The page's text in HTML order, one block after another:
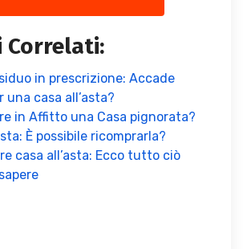
Correlati:
in prescrizione: Accade
una casa all’asta?
in Affitto una Casa pignorata?
È possibile ricomprarla?
casa all’asta: Ecco tutto ciò